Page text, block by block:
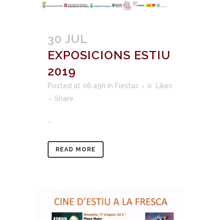
30 JUL
EXPOSICIONS ESTIU
2019
Posted at 06:49h in Fiestas 0
Likes
Share
READ MORE